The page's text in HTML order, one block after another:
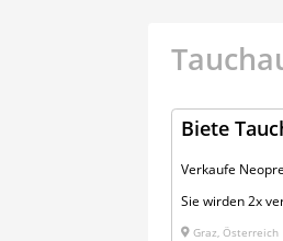
Biete
Verkaufe
Sie wirden 2x
Graz, Österreich